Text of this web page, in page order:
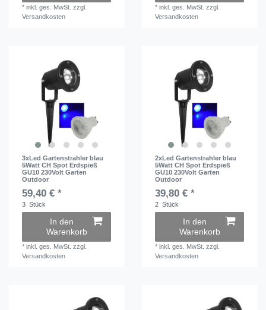
*inkl. ges. MwSt. zzgl.
Versandkosten
*inkl. ges. MwSt. zzgl.
Versandkosten
3xLed Gartenstrahler blau
5Watt CH Spot Erdspieß
GU10 230Volt Garten
Outdoor
59,40 € *
3 Stück
In den
Warenkorb
*inkl. ges. MwSt. zzgl.
Versandkosten
2xLed Gartenstrahler blau
5Watt CH Spot Erdspieß
GU10 230Volt Garten
Outdoor
39,80 € *
2 Stück
In den
Warenkorb
*inkl. ges. MwSt. zzgl.
Versandkosten